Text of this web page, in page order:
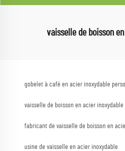
vaisselle de boisson
gobelet à café en acier inoxydable
vaisselle de boisson en acier inoxydable
fabricant de vaisselle de boisson en
usine de vaisselle en acier inoxydable